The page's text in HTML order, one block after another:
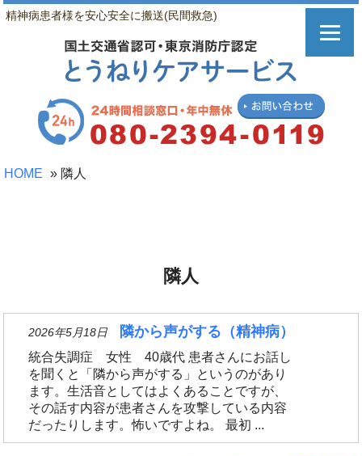
精神病患者様を安心安全に搬送(民間救急)
HOME » 隣人
隣人
2026年5月18日 隣から声がする（精神病）
統合失調症 女性 40歳代 患者さんにお話し
を聞くと「隣から声がする」というのがあり
ます。生活音としてはよくあることですが、
その話す内容が患者さんを攻撃している内容
だったりします。怖いですよね。 最初 ...